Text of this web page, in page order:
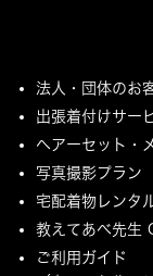
法人・団体のお
出張着付けサー
ヘアーセット・
写真撮影プラン
宅配着物レンタ
教えてあべ先生
ご利用ガイド